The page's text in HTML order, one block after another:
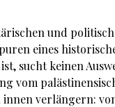
und
eines
sucht keinen
vom
innen verlängern: